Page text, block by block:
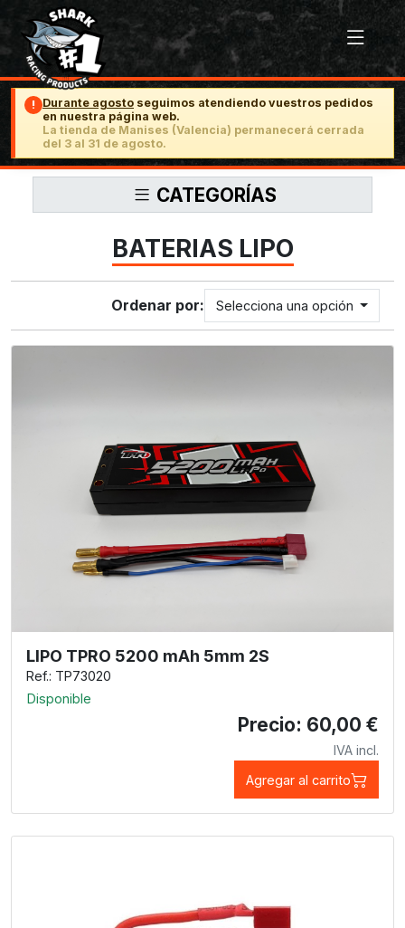
! Durante agosto seguimos atendiendo vuestros pedidos
en nuestra página web.
La tienda de Manises (Valencia) permanecerá cerrada
del 3 al 31 de agosto.
CATEGORÍAS
BATERIAS LIPO
Ordenar por: Selecciona una opción
LIPO TPRO 5200 mAh 5mm 2S
Ref.: TP73020
Disponible
Precio: 60,00 €
IVA incl.
Agregar al carrito